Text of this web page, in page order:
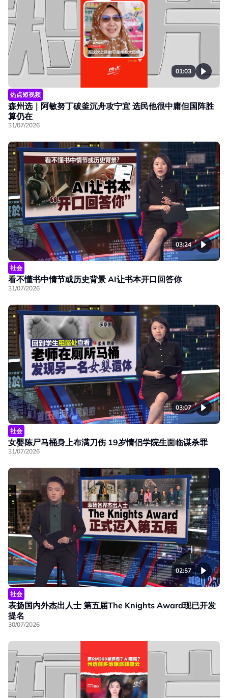
01:03
热点短视频
森州选｜阿敏努丁破釜沉舟攻宁宜 选民他很中庸但国阵胜
算仍在
31/07/2026
03:24
社会
看不懂书中情节或历史背景 AI让书本开口回答你
31/07/2026
03:07
社会
女婴陈尸马桶身上布满刀伤 19岁情侣学院生面临谋杀罪
31/07/2026
02:57
社会
表扬国内外杰出人士 第五届The Knights Award现已开发
提名
30/07/2026